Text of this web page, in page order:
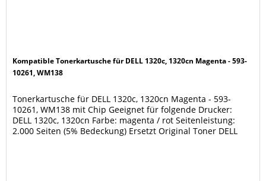
Kompatible Tonerkartusche für DELL 1320c, 1320cn Magenta - 593-
10261, WM138
Tonerkartusche für DELL 1320c, 1320cn Magenta - 593-
10261, WM138 mit Chip Geeignet für folgende Drucker:
DELL 1320c, 1320cn Farbe: magenta / rot Seitenleistung:
2.000 Seiten (5% Bedeckung) Ersetzt Original Toner DELL